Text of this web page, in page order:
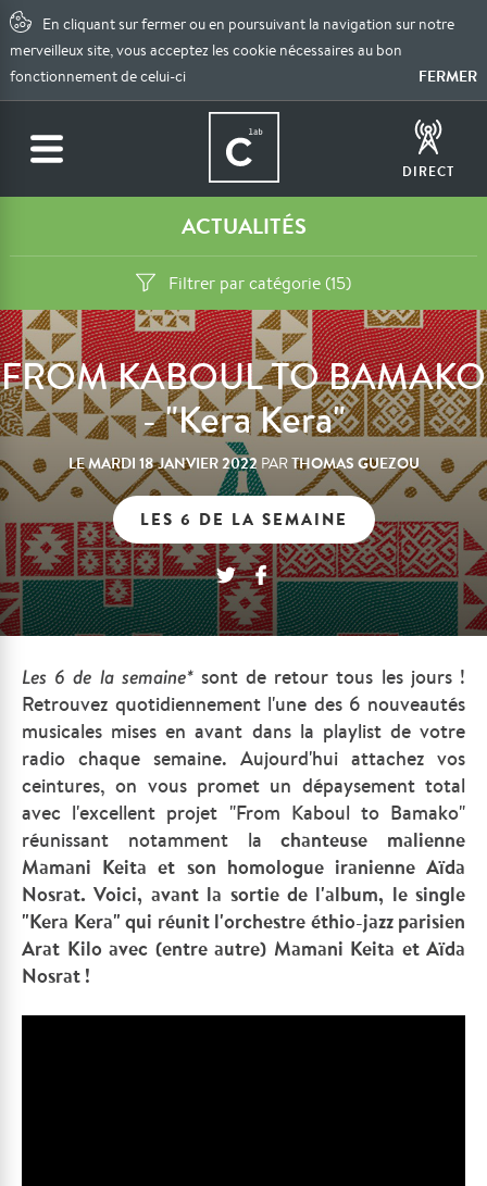
En cliquant sur fermer ou en poursuivant la navigation sur notre
merveilleux site, vous acceptez les cookie nécessaires au bon
fonctionnement de celui-ci
FERMER
DIRECT
ACTUALITÉS
Filtrer par catégorie (15)
FROM KABOUL TO BAMAKO
- "Kera Kera"
LEMARDI 18 JANVIER 2022 PARTHOMAS GUEZOU
LES 6 DE LA SEMAINE
Les 6 de la semaine*sont de retour tous les jours !
Retrouvez quotidiennement l'une des 6 nouveautés
musicales mises en avant dans la playlist de votre
radio chaque semaine. Aujourd'hui attachez vos
ceintures, on vous promet un dépaysement total
avec l'excellent projet "From Kaboul to Bamako"
réunissant notammentlachanteuse malienne
Mamani Keita et son homologue iranienne Aïda
Nosrat. Voici, avant la sortie de l'album, le single
"Kera Kera" qui réunit l'orchestre éthio-jazz parisien
Arat Kilo avec (entre autre) Mamani Keita et Aïda
Nosrat !